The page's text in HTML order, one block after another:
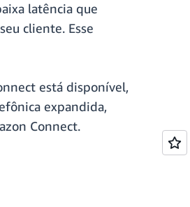
latência que
cliente. Esse
está disponível,
expandida,
Connect.